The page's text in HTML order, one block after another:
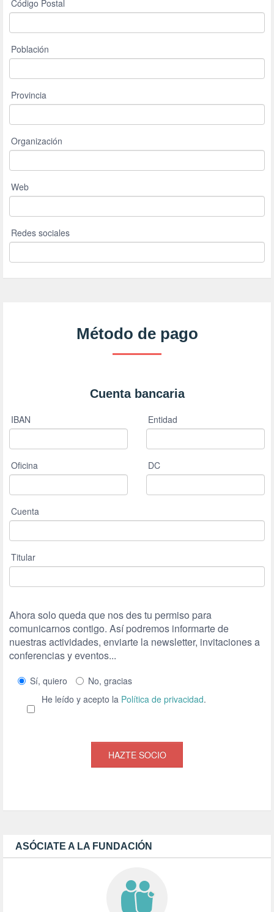
Código Postal
Población
Provincia
Organización
Web
Redes sociales
Método de pago
Cuenta bancaria
IBAN Entidad
Oficina DC
Cuenta
Titular
Ahora solo queda que nos des tu permiso para
comunicarnos contigo. Así podremos informarte de
nuestras actividades, enviarte la newsletter, invitaciones a
conferencias y eventos...
Sí, quiero
No, gracias
He leído y acepto la Política de privacidad.
ASÓCIATE A LA FUNDACIÓN